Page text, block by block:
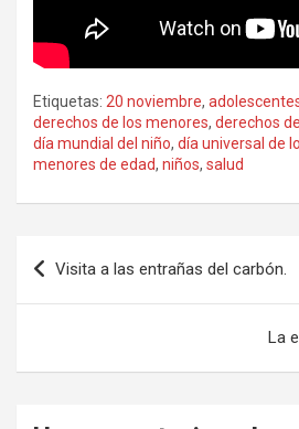
Etiquetas: 20 noviembre,
derechos de los menores, derechos
día mundial del niño, día universal de
menores de edad, niños, salud
Navegación
de
Visita a las entrañas del carbón.
La